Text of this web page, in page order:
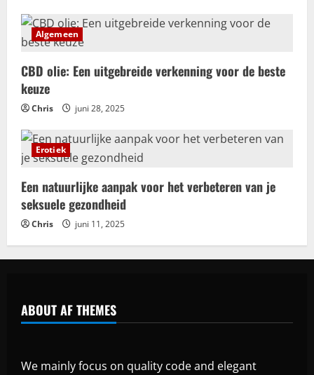
Algemeen
CBD olie: Een uitgebreide verkenning voor de beste
keuze
Chris juni 28, 2025
Erotiek
Een natuurlijke aanpak voor het verbeteren van je
seksuele gezondheid
Chris juni 11, 2025
ABOUT AF THEMES
We mainly focus on quality code and elegant